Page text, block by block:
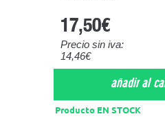
Producto EN STOCK
17,50€
Precio sin iva:
14,46€
añadir al